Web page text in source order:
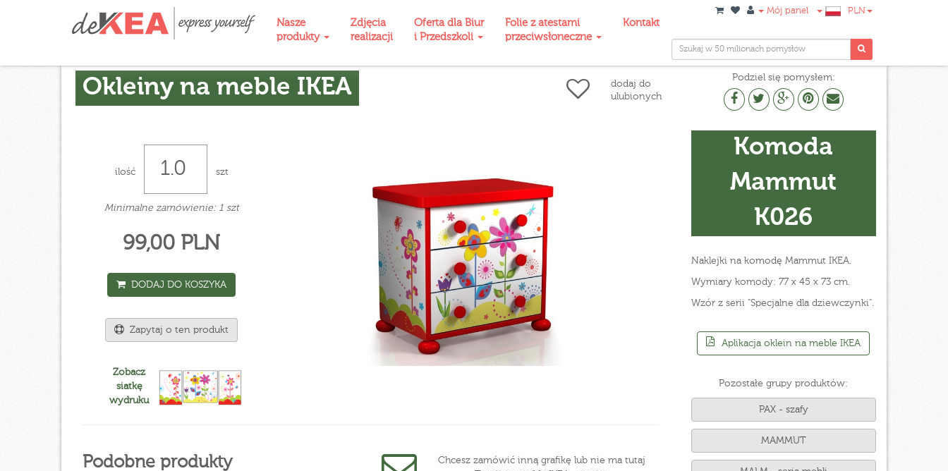
Nasze
produkty
Zdjęcia
realizacji
Oferta dla Biur
i Przedszkoli
Folie z atestami
przeciwsłoneczne
Kontakt
Mój panel PLN
Okleiny na meble IKEA
dodaj do
ulubionych
Podziel się pomysłem:
ilość szt
Minimalne zamówienie: 1 szt
99,00 PLN
DODAJ DO KOSZYKA
Zapytaj o ten produkt
Zobacz
siatkę
wydruku
Podobne produkty
Chcesz zamówić inną grafikę lub nie ma tutaj
Komoda
Mammut
K026
Naklejki na komodę Mammut IKEA.
Wymiary komody: 77 x 45 x 73 cm.
Wzór z serii "Specjalne dla dziewczynki".
Aplikacja oklein na meble IKEA
Pozostałe grupy produktów:
PAX - szafy
MAMMUT